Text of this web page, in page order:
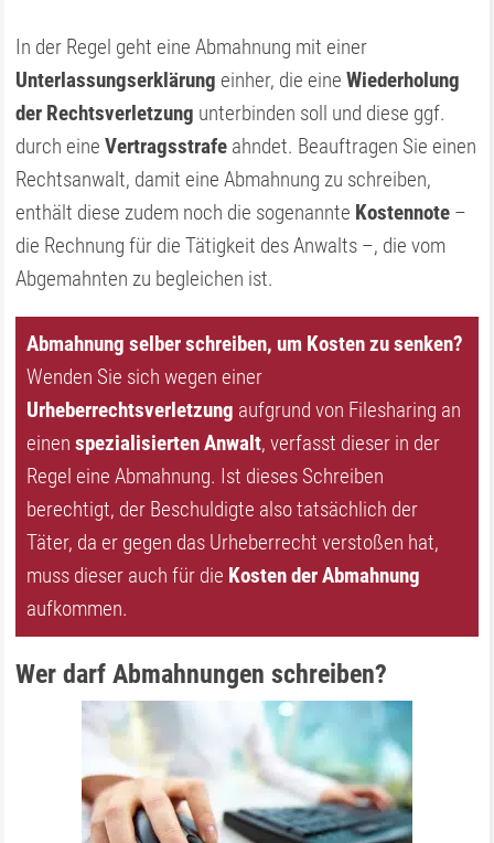
In der Regel geht eine Abmahnung mit einer
Unterlassungserklärung einher, die eineWiederholung
der Rechtsverletzung unterbinden soll und diese ggf.
durch eineVertragsstrafe ahndet. Beauftragen Sie einen
Rechtsanwalt, damit eine Abmahnung zu schreiben,
enthält diese zudem noch die sogenannte Kostennote –
die Rechnung für die Tätigkeit des Anwalts –, die vom
Abgemahnten zu begleichen ist.
Abmahnung selber schreiben, um Kosten zu senken?
Wenden Sie sich wegen einer
Urheberrechtsverletzung aufgrund von Filesharing an
einenspezialisierten Anwalt, verfasst dieser in der
Regel eine Abmahnung. Ist dieses Schreiben
berechtigt, der Beschuldigte also tatsächlich der
Täter, da er gegen das Urheberrecht verstoßen hat,
muss dieser auch für die Kosten der Abmahnung
aufkommen.
Wer darf Abmahnungen schreiben?